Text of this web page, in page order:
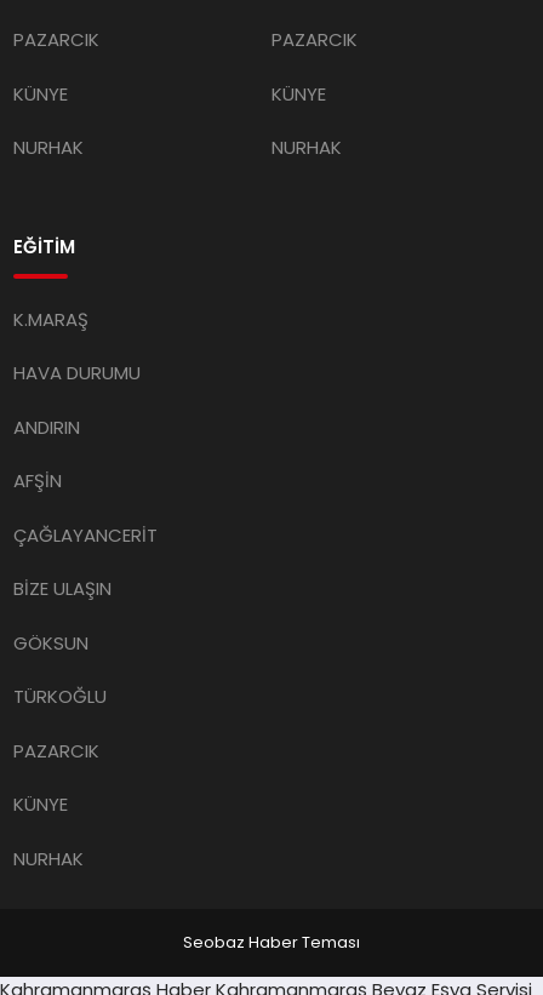
PAZARCIK
KÜNYE
NURHAK
PAZARCIK
KÜNYE
NURHAK
EĞİTİM
K.MARAŞ
HAVA DURUMU
ANDIRIN
AFŞİN
ÇAĞLAYANCERİT
BİZE ULAŞIN
GÖKSUN
TÜRKOĞLU
PAZARCIK
KÜNYE
NURHAK
Seobaz Haber Teması
Sancaktepe
Kahramanmaraş HaberKahramanmaraş Beyaz Eşya Servisi